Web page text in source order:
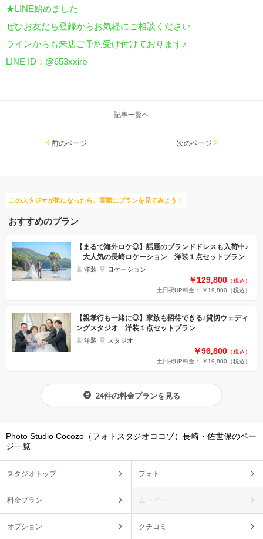
★LINE始めました
ぜひお友だち登録からお気軽にご相談ください
ラインからも来店ご予約受け付けております♪
LINE ID：@653xxirb
記事一覧へ
前のページ 次のページ
このスタジオが気になったら、実際にプランを見てみよう！
おすすめのプラン
【まるで海外ロケ◎】話題のブランドドレスも入荷中♪
大人気の長崎ロケーション 洋装１点セットプラン
洋装 ロケーション
￥129,800 （税込）
土日祝UP料金： ￥19,800 （税込）
【親孝行も一緒に◎】家族も招待できる♪貸切ウェディ
ングスタジオ 洋装１点セットプラン
洋装 スタジオ
￥96,800 （税込）
土日祝UP料金： ￥19,800 （税込）
24件の料金プランを見る
Photo Studio Cocozo（フォトスタジオココゾ）長崎・佐世保のペー
ジ一覧
スタジオトップ フォト
料金プラン ムービー
オプション クチコミ